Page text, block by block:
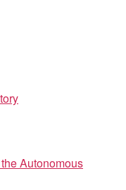
Autonomous